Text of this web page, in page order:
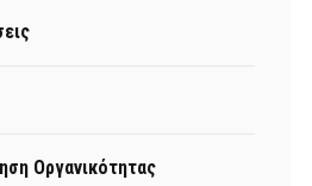
Οργανικότητας